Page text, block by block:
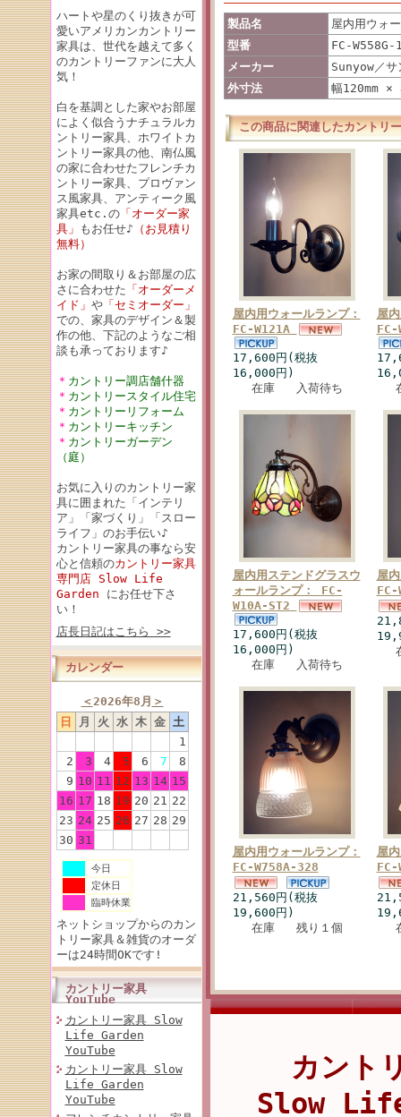
ハートや星のくり抜きが可
愛いアメリカンカントリー
家具は、世代を越えて多く
のカントリーファンに大人
気！
白を基調とした家やお部屋
によく似合うナチュラルカ
ントリー家具、ホワイトカ
ントリー家具の他、南仏風
の家に合わせたフレンチカ
ントリー家具、プロヴァン
ス風家具、アンティーク風
家具etc.の「オーダー家
具」 もお任せ♪ （お見積り
無料）
お家の間取り＆お部屋の広
さに合わせた 「オーダーメ
イド」 や「セミオーダー」
での、家具のデザイン＆製
作の他、下記のようなご相
談も承っております♪
＊ カントリー調店舗什器
＊ カントリースタイル住宅
＊ カントリーリフォーム
＊ カントリーキッチン
＊ カントリーガーデン
（庭）
お気に入りのカントリー家
具に囲まれた「インテリ
ア」「家づくり」「スロー
ライフ」のお手伝い♪
カントリー家具の事なら安
心と信頼のカントリー家具
専門店 Slow Life
Garden にお任せ下さ
い！
店長日記はこちら >>
カレンダー
＜2026年8月 ＞
日
月 火 水 木 金 土
1
2
3 4 5 6 7
8
9 10 11 12 13 14 15
16 17 18 19 20 21 22
23 24 25 26 27 28 29
30 31
今日
定休日
臨時休業
ネットショップからのカン
トリー家具＆雑貨のオーダ
ーは24時間OKです!
カントリー家具
YouTube
カントリー家具 Slow
Life Garden
YouTube
カントリー家具 Slow
Life Garden
YouTube
製品名
屋内用ウォ
型番
FC-W558G-
メーカー
Sunyow／サ
外寸法
幅120mm ×
この商品に関連したカントリ
屋内用ウォールランプ：
FC-W121A
17,600円(税抜
16,000円)
在庫 入荷待ち
屋
FC-
屋内用ステンドグラスウ
ォールランプ： FC-
W10A-ST2
17,600円(税抜
16,000円)
在庫 入荷待ち
屋
FC-
屋内用ウォールランプ：
FC-W758A-328
21,560円(税抜
19,600円)
在庫 残り１個
屋
FC-
カント
Slow